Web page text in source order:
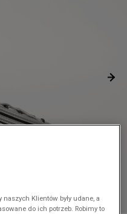
Klientów były udane, a
do ich potrzeb. Robimy to